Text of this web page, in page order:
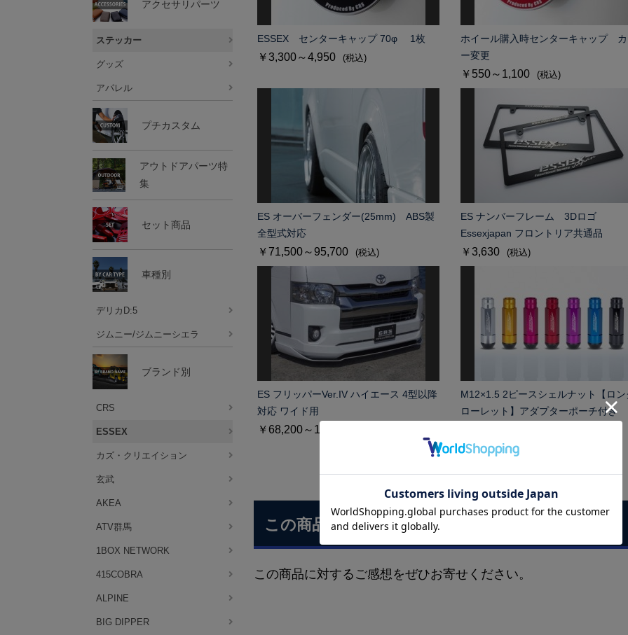
ESSEX センターキャップ 70φ 1枚
￥3,300～4,950 (税込)
ホイール購入時センターキャップ
ー変更
￥550～1,100 (税込)
ES オーバーフェンダー(25mm) ABS製
全型式対応
￥71,500～95,700 (税込)
ES ナンバーフレーム 3Dロゴ
Essexjapan フロントリア共通品
￥3,630 (税込)
ES フリッパーVer.IV ハイエース 4型以降
対応 ワイド用
￥68,200～102,300
M12×1.5 2ピースシェルナット【ロン
ローレット】アダプターポーチ付き
この商品に対するお客様の声
この商品に対するご感想をぜひお寄せください。
アクセサリパーツ
ステッカー
グッズ
アパレル
プチカスタム
アウトドアパーツ特
集
セット商品
車種別
デリカD:5
ジムニー/ジムニーシエラ
ブランド別
CRS
ESSEX
カズ・クリエイション
玄武
AKEA
ATV群馬
1BOX NETWORK
415COBRA
ALPINE
BIG DIPPER